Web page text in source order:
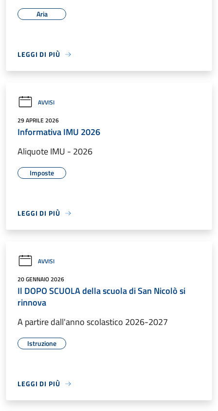
Aria
LEGGI DI PIÙ
AVVISI
29 APRILE 2026
Informativa IMU 2026
Aliquote IMU - 2026
Imposte
LEGGI DI PIÙ
AVVISI
20 GENNAIO 2026
Il DOPO SCUOLA della scuola di San Nicolò si
rinnova
A partire dall'anno scolastico 2026-2027
Istruzione
LEGGI DI PIÙ